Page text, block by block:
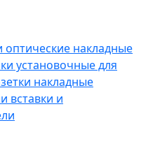
оптические накладные
установочные для
накладные
вставки и